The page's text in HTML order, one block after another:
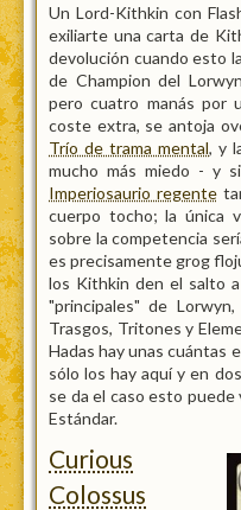
Un Lord-Kithkin con
exiliarte una carta de
devolución cuando esto
de Champion del
pero cuatro manás por
coste extra, se antoja
Trío de trama mental, y
mucho más miedo - y
Imperiosaurio regente
cuerpo tocho; la única
sobre la competencia
es precisamente grog
los Kithkin den el salto
"principales" de
Trasgos, Tritones y
Hadas hay unas cuántas
sólo los hay aquí y en
se da el caso esto puede
Estándar.
Curious
Colossus